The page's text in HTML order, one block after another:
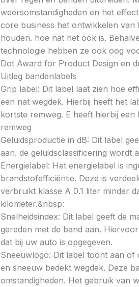
weersomstandigheden en het
core business het ontwikkelen van
houden. hoe nat het ook is.
technologie hebben ze ook oog
Dot Award for Product Design en
Uitleg bandenlabels
Grip label: Dit label laat zien hoe
een nat wegdek. Hierbij heeft het
kortste remweg. E heeft hierbij een
remweg
Geluidsproductie in dB: Dit label
aan. de geluidsclassificering wordt
Energielabel: Het energielabel is
brandstofefficiëntie. Deze is
verbruikt klasse A 0.1 liter minder
kilometer.&nbsp:
Snelheidsindex: Dit label geeft de
gereden met de band aan.
dat bij uw auto is opgegeven.
Sneeuwlogo: Dit label toont aan of
en sneeuw bedekt wegdek. Deze
omstandigheden. Het gebruik van